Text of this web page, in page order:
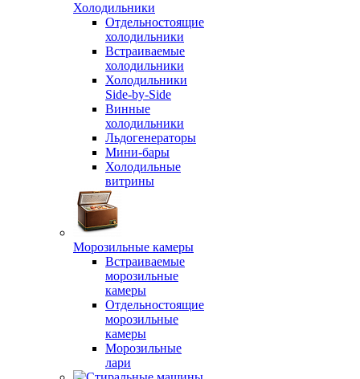
Холодильники
Отдельностоящие
холодильники
Встраиваемые
холодильники
Холодильники
Side-by-Side
Винные
холодильники
Льдогенераторы
Мини-бары
Холодильные
витрины
Морозильные камеры
Встраиваемые
морозильные
камеры
Отдельностоящие
морозильные
камеры
Морозильные
лари